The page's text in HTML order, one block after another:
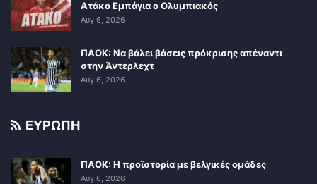
Ατάκο Εμπάγια ο Ολυμπιακός
Αυγ 6, 2026
ΠΑΟΚ: Να βάλει βάσεις πρόκρισης απέναντι
στην Άντερλεχτ
Αυγ 6, 2026
ΕΥΡΩΠΗ
ΠΑΟΚ: Η προϊστορία με βελγικές ομάδες
Αυγ 6, 2026